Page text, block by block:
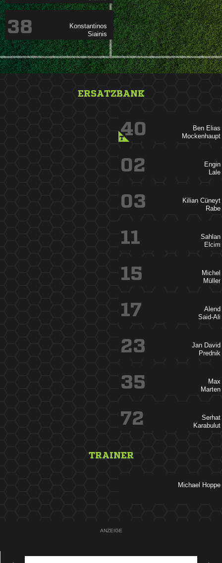


38
ERSATZBANK
 

40
T


02
 

03


11


15


17
 

23


35


72
TRAINER
 
ANZEIGE